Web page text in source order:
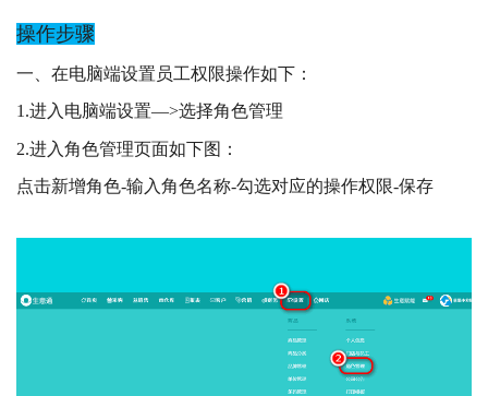
操作步骤
一、在电脑端设置员工权限操作如下：
1.进入电脑端设置—>选择角色管理
2.进入角色管理页面如下图：
点击新增角色-输入角色名称-勾选对应的操作权限-保存